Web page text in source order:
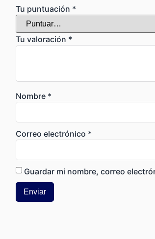
Tu puntuación *
Tu valoración *
Nombre *
Correo electrónico *
Guardar mi nombre, correo